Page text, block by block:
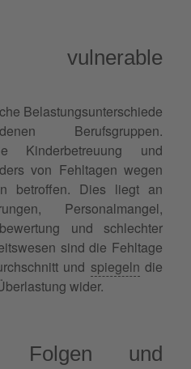
vulnerable
Belastungsunterschiede
Berufsgruppen.
Kinderbetreuung und
von Fehltagen wegen
betroffen. Dies liegt an
Personalmangel,
und schlechter
sind die Fehltage
und spiegeln die
wider.
Folgen und